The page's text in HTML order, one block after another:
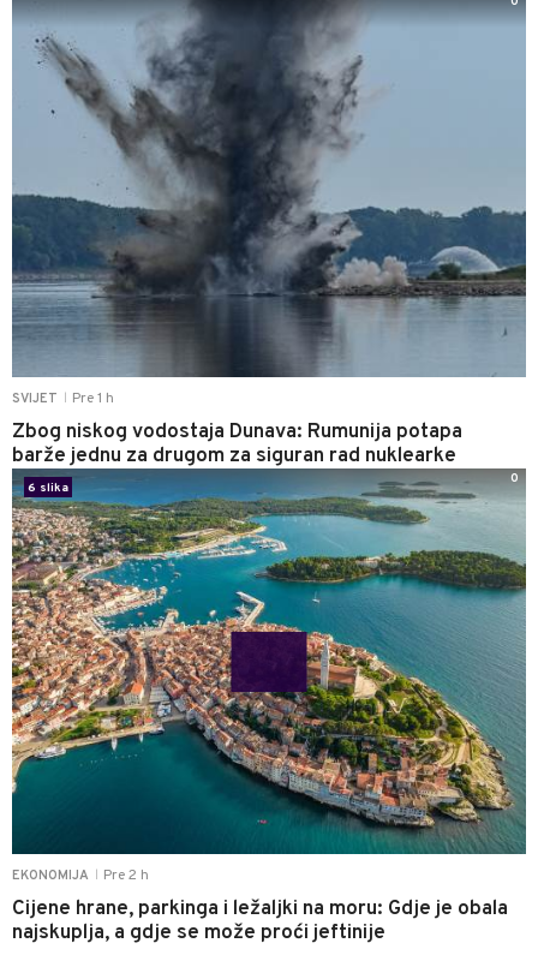
SVIJET Pre 1 h
Zbog niskog vodostaja Dunava: Rumunija potapa
barže jednu za drugom za siguran rad nuklearke
EKONOMIJA Pre 2 h
Cijene hrane, parkinga i ležaljki na moru: Gdje je obala
najskuplja, a gdje se može proći jeftinije
6 slika
0